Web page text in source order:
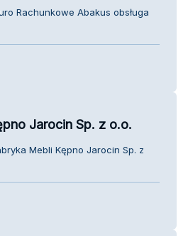
Rachunkowe Abakus obsługa
Jarocin Sp. z o.o.
Mebli Kępno Jarocin Sp. z